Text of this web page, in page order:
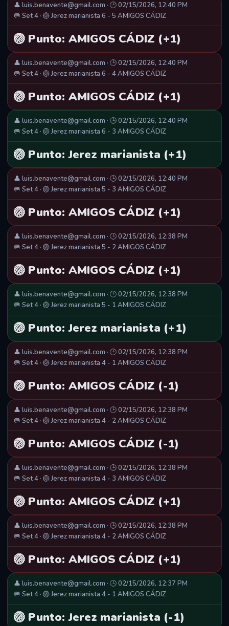
👤 luis.benavente@gmail.com · 🕒 02/15/2026, 12:40 PM
🥅 Set 4 · 🏐 Jerez marianista 6 - 5 AMIGOS CÁDIZ
🏐 Punto: AMIGOS CÁDIZ (+1)
👤 luis.benavente@gmail.com · 🕒 02/15/2026, 12:40 PM
🥅 Set 4 · 🏐 Jerez marianista 6 - 4 AMIGOS CÁDIZ
🏐 Punto: AMIGOS CÁDIZ (+1)
👤 luis.benavente@gmail.com · 🕒 02/15/2026, 12:40 PM
🥅 Set 4 · 🏐 Jerez marianista 6 - 3 AMIGOS CÁDIZ
🏐 Punto: Jerez marianista (+1)
👤 luis.benavente@gmail.com · 🕒 02/15/2026, 12:40 PM
🥅 Set 4 · 🏐 Jerez marianista 5 - 3 AMIGOS CÁDIZ
🏐 Punto: AMIGOS CÁDIZ (+1)
👤 luis.benavente@gmail.com · 🕒 02/15/2026, 12:38 PM
🥅 Set 4 · 🏐 Jerez marianista 5 - 2 AMIGOS CÁDIZ
🏐 Punto: AMIGOS CÁDIZ (+1)
👤 luis.benavente@gmail.com · 🕒 02/15/2026, 12:38 PM
🥅 Set 4 · 🏐 Jerez marianista 5 - 1 AMIGOS CÁDIZ
🏐 Punto: Jerez marianista (+1)
👤 luis.benavente@gmail.com · 🕒 02/15/2026, 12:38 PM
🥅 Set 4 · 🏐 Jerez marianista 4 - 1 AMIGOS CÁDIZ
🏐 Punto: AMIGOS CÁDIZ (-1)
👤 luis.benavente@gmail.com · 🕒 02/15/2026, 12:38 PM
🥅 Set 4 · 🏐 Jerez marianista 4 - 2 AMIGOS CÁDIZ
🏐 Punto: AMIGOS CÁDIZ (-1)
👤 luis.benavente@gmail.com · 🕒 02/15/2026, 12:38 PM
🥅 Set 4 · 🏐 Jerez marianista 4 - 3 AMIGOS CÁDIZ
🏐 Punto: AMIGOS CÁDIZ (+1)
👤 luis.benavente@gmail.com · 🕒 02/15/2026, 12:38 PM
🥅 Set 4 · 🏐 Jerez marianista 4 - 2 AMIGOS CÁDIZ
🏐 Punto: AMIGOS CÁDIZ (+1)
👤 luis.benavente@gmail.com · 🕒 02/15/2026, 12:37 PM
🥅 Set 4 · 🏐 Jerez marianista 4 - 1 AMIGOS CÁDIZ
🏐 Punto: Jerez marianista (-1)